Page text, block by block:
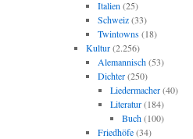
Italien (25)
Schweiz(33)
Twintowns(18)
Kultur(2.256)
Alemannisch(53)
Dichter(250)
Liedermacher(40)
Literatur(184)
Buch(100)
Friedhöfe(34)